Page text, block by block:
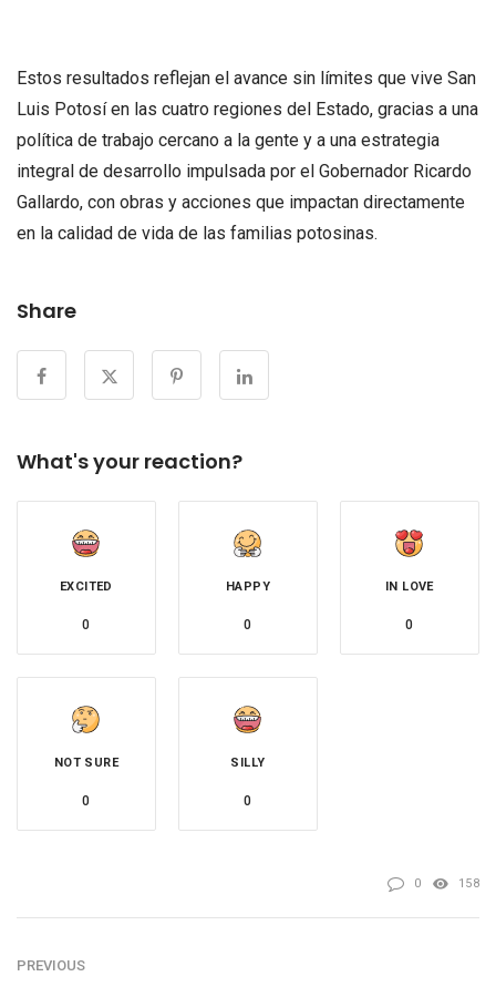
Estos resultados reflejan el avance sin límites que vive San
Luis Potosí en las cuatro regiones del Estado, gracias a una
política de trabajo cercano a la gente y a una estrategia
integral de desarrollo impulsada por el Gobernador Ricardo
Gallardo, con obras y acciones que impactan directamente
en la calidad de vida de las familias potosinas.
Share
What's your reaction?
EXCITED
0
HAPPY
0
IN LOVE
0
NOT SURE
0
SILLY
0
0 158
PREVIOUS